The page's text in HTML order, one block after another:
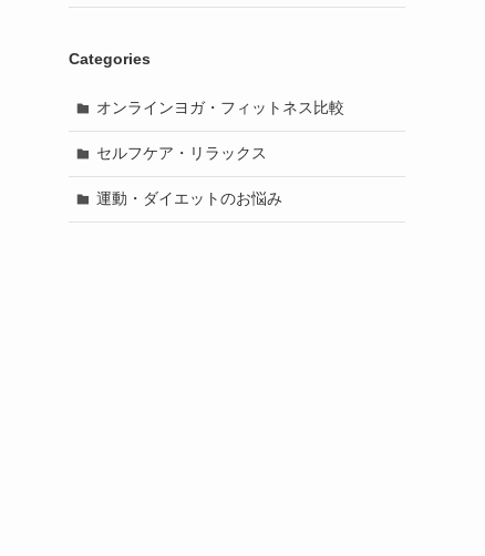
Categories
オンラインヨガ・フィットネス比較
セルフケア・リラックス
運動・ダイエットのお悩み